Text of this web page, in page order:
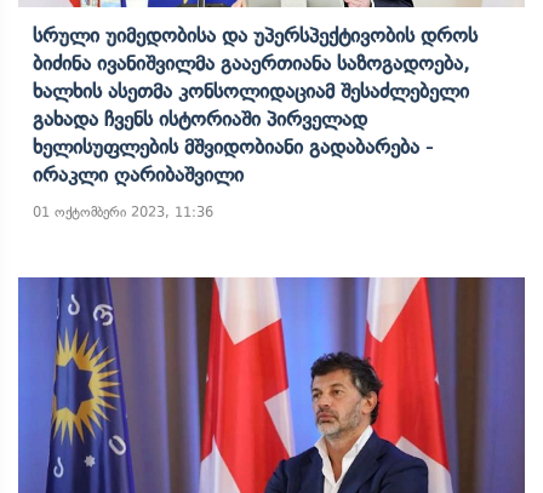
Სრული Უიმედობისა Და Უპერსპექტივობის Დროს
Ბიძინა Ივანიშვილმა Გააერთიანა Საზოგადოება,
Ხალხის Ასეთმა Კონსოლიდაციამ Შესაძლებელი
Გახადა Ჩვენს Ისტორიაში Პირველად
Ხელისუფლების Მშვიდობიანი Გადაბარება -
Ირაკლი Ღარიბაშვილი
01 ოქტომბერი 2023, 11:36